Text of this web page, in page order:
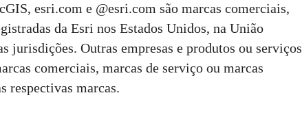
esri.com e @esri.com são marcas comerciais,
da Esri nos Estados Unidos, na União
jurisdições. Outras empresas e produtos ou serviços
comerciais, marcas de serviço ou marcas
respectivas marcas.